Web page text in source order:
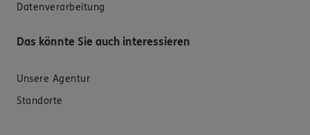
Datenverarbeitung
Das könnte Sie auch interessieren
Unsere Agentur
Standorte